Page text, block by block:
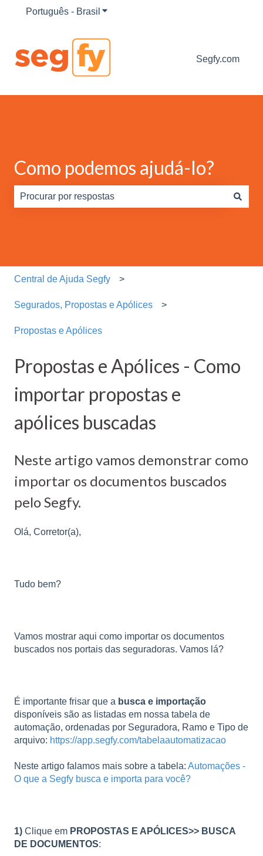
Português - Brasil Mostrar submenu para traduções
Segfy.com
Como podemos ajudá-lo?
Central de Ajuda Segfy
Segurados, Propostas e Apólices
Propostas e Apólices
Propostas e Apólices - Como
importar propostas e
apólices buscadas
Neste artigo vamos demonstrar como
importar os documentos buscados
pelo Segfy.
Olá, Corretor(a),
Tudo bem?
Vamos mostrar aqui como importar os documentos
buscados nos portais das seguradoras. Vamos lá?
É importante frisar que a busca e importação
disponíveis são as listadas em nossa tabela de
automação, ordenadas por Seguradora, Ramo e Tipo de
arquivo: https://app.segfy.com/tabelaautomatizacao
Neste artigo falamos mais sobre a tabela: Automações -
O que a Segfy busca e importa para você?
1) Clique em PROPOSTAS E APÓLICES>> BUSCA
DE DOCUMENTOS: